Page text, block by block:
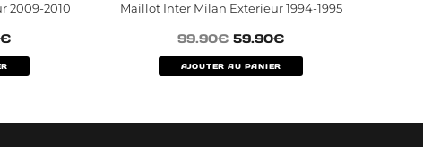
2009-2010
€
Maillot Inter Milan Exterieur 1994-1995
99.90€ 59.90€
AJOUTER AU PANIER